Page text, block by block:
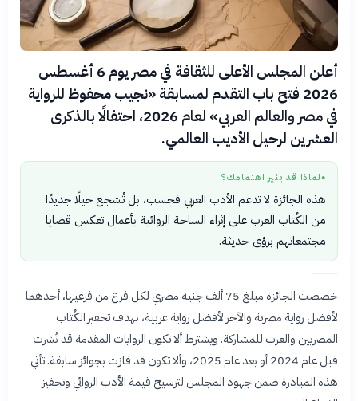
أعلن المجلس الأعلى للثقافة في مصر يوم 6 أغسطس
2026 فتح باب التقدم لمسابقة «نجيب محفوظ للرواية
في مصر والعالم العربي» لعام 2026، احتفالًا بالذكرى
العشرين لرحيل الأديب العالمي.
● لماذا قد يثير اهتمامك؟
هذه الجائزة لا تدعم الأدب العربي فحسب، بل تُشجع جيلًا جديدًا
من الكُتاب العرب على إثراء الساحة الروائية بأعمال تعكس قضايا
مجتمعاتهم برؤى حديثة.
خصصت الجائزة مبلغ 75 ألف جنيه مصري لكل فرع من فرعيها، أحدهما
لأفضل رواية مصرية والآخر لأفضل رواية عربية، بهدف تحفيز الكُتاب
المصريين والعرب للمشاركة. ويشترط ألا تكون الروايات المقدمة قد نُشرت
قبل عام 2024 أو بعد عام 2025، وألا تكون قد فازت بجوائز سابقة. تأتي
هذه المبادرة ضمن جهود المجلس لترسيخ قيمة الأدب الروائي وتحفيز